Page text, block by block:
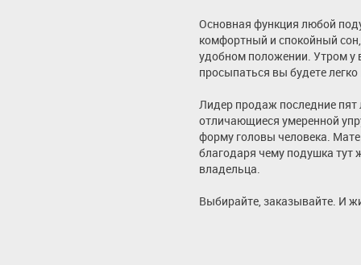
Основная функция любой
комфортный и спокойный
удобном положении. Утром у
просыпаться вы будете
Лидер продаж последние пят
отличающиеся умеренной
форму головы человека.
благодаря чему подушка тут
владельца.
Выбирайте, заказывайте. И